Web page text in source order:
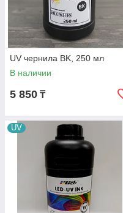
UV чернила BK, 250 мл
В наличии
5 850 ₸
UV